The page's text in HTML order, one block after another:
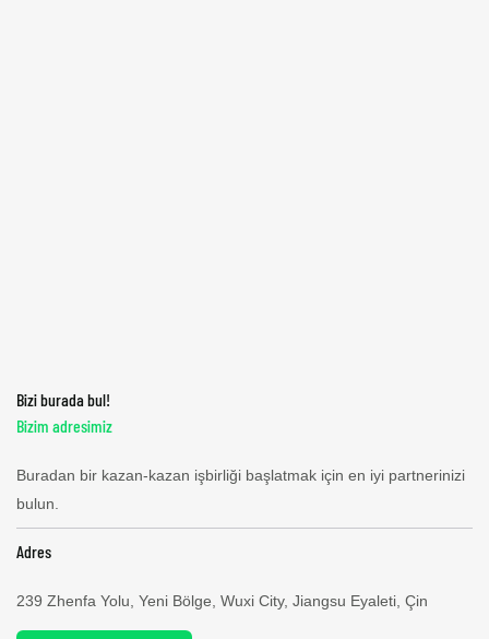
Bizi burada bul!
Bizim adresimiz
Buradan bir kazan-kazan işbirliği başlatmak için en iyi partnerinizi
bulun.
Adres
239 Zhenfa Yolu, Yeni Bölge, Wuxi City, Jiangsu Eyaleti, Çin